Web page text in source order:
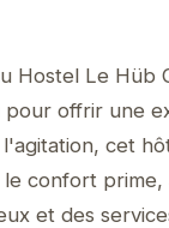
Hostel Le Hüb
pour offrir une
l'agitation, cet
le confort
et des